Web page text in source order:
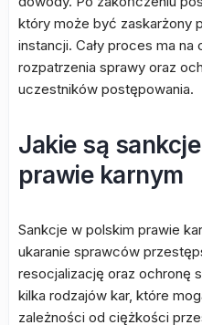
który może być zaskarżony
instancji. Cały proces ma
rozpatrzenia sprawy oraz
uczestników postępowania.
Jakie są
prawie karnym
Sankcje w polskim prawie
ukaranie sprawców
resocjalizację oraz ochronę
kilka rodzajów kar, które
zależności od ciężkości